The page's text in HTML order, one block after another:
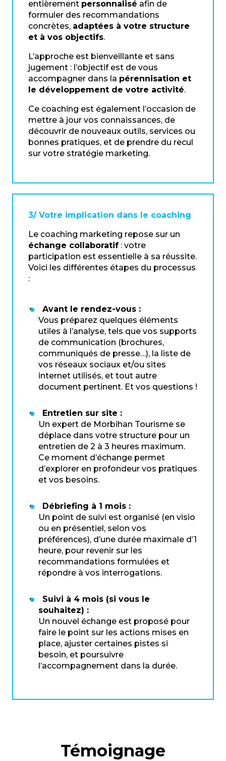
entièrement personnalisé afin de
formuler des recommandations
concrètes, adaptées à votre structure
et à vos objectifs.
L’approche est bienveillante et sans
jugement : l’objectif est de vous
accompagner dans la pérennisation et
le développement de votre activité.
Ce coaching est également l’occasion de
mettre à jour vos connaissances, de
découvrir de nouveaux outils, services ou
bonnes pratiques, et de prendre du recul
sur votre stratégie marketing.
3/ Votre implication dans le coaching
Le coaching marketing repose sur un
échange collaboratif : votre
participation est essentielle à sa réussite.
Voici les différentes étapes du processus
:
Avant le rendez-vous :
Vous préparez quelques éléments
utiles à l’analyse, tels que vos supports
de communication (brochures,
communiqués de presse…), la liste de
vos réseaux sociaux et/ou sites
internet utilisés, et tout autre
document pertinent. Et vos questions !
Entretien sur site :
Un expert de Morbihan Tourisme se
déplace dans votre structure pour un
entretien de 2 à 3 heures maximum.
Ce moment d’échange permet
d’explorer en profondeur vos pratiques
et vos besoins.
Débriefing à 1 mois :
Un point de suivi est organisé (en visio
ou en présentiel, selon vos
préférences), d’une durée maximale d’1
heure, pour revenir sur les
recommandations formulées et
répondre à vos interrogations.
Suivi à 4 mois (si vous le
souhaitez) :
Un nouvel échange est proposé pour
faire le point sur les actions mises en
place, ajuster certaines pistes si
besoin, et poursuivre
l’accompagnement dans la durée.
Témoignage